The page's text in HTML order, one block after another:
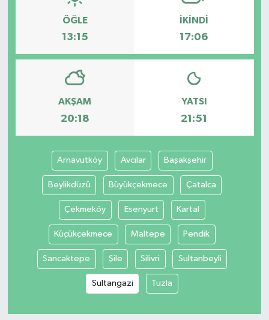
ÖĞLE
13:15
İKINDI
17:06
AKŞAM
20:18
YATSI
21:51
Arnavutköy Avcılar Başakşehir
Beylikdüzü Büyükçekmece Çatalca
Çekmeköy Esenyurt Kartal
Küçükçekmece Maltepe Pendik
Sancaktepe Şile Silivri Sultanbeyli
Sultangazi Tuzla